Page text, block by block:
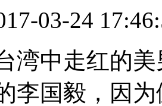
03-24
湾中走红的
李国毅，因